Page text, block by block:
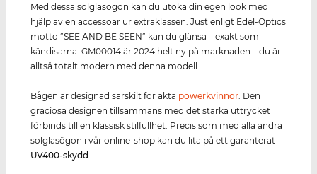
Med dessa solglasögon kan du utöka din egen look med
hjälp av en accessoar ur extraklassen. Just enligt Edel-Optics
motto ”SEE AND BE SEEN” kan du glänsa – exakt som
kändisarna. GM00014 är 2024 helt ny på marknaden – du är
alltså totalt modern med denna modell.
Bågen är designad särskilt för äkta powerkvinnor. Den
graciösa designen tillsammans med det starka uttrycket
förbinds till en klassisk stilfullhet. Precis som med alla andra
solglasögon i vår online-shop kan du lita på ett garanterat
UV400-skydd.